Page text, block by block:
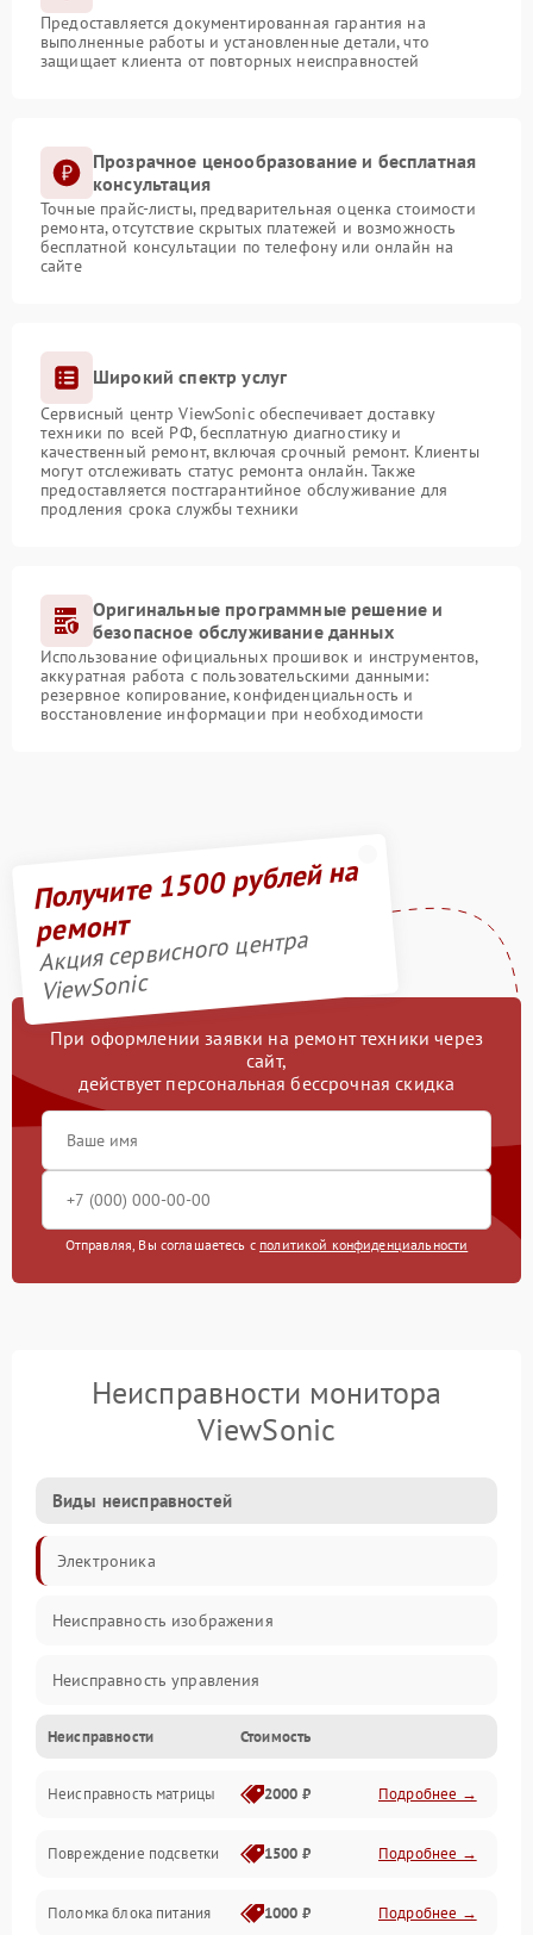
Предоставляется документированная гарантия на
выполненные работы и установленные детали, что
защищает клиента от повторных неисправностей
Прозрачное ценообразование и бесплатная
консультация
Точные прайс-листы, предварительная оценка стоимости
ремонта, отсутствие скрытых платежей и возможность
бесплатной консультации по телефону или онлайн на
сайте
Широкий спектр услуг
Сервисный центр ViewSonic обеспечивает доставку
техники по всей РФ, бесплатную диагностику и
качественный ремонт, включая срочный ремонт. Клиенты
могут отслеживать статус ремонта онлайн. Также
предоставляется постгарантийное обслуживание для
продления срока службы техники
Оригинальные программные решение и
безопасное обслуживание данных
Использование официальных прошивок и инструментов,
аккуратная работа с пользовательскими данными:
резервное копирование, конфиденциальность и
восстановление информации при необходимости
Получите 1500 рублей на
ремонт
Акция сервисного центра
ViewSonic
При оформлении заявки на ремонт техники через
сайт,
действует персональная бессрочная скидка
Отправляя, Вы соглашаетесь с политикой конфиденциальности
Неисправности монитора
ViewSonic
Виды неисправностей
Электроника
Неисправность изображения
Неисправность управления
Неисправность интерфейсов
Прочие неисправности
Неисправность звука
Механические повреждения
Неисправности Стоимость
Неисправность матрицы 2000 ₽ Подробнее →
Повреждение подсветки 1500 ₽ Подробнее →
Поломка блока питания 1000 ₽ Подробнее →